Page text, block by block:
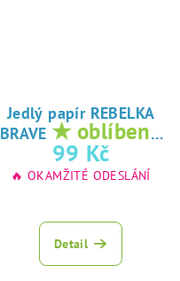
Jedlý papír REBELKA
BRAVE ★ oblíbený
tisk na jedlý
papír
99 Kč
🔥 OKAMŽITÉ ODESLÁNÍ
Detail